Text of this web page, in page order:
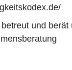
und